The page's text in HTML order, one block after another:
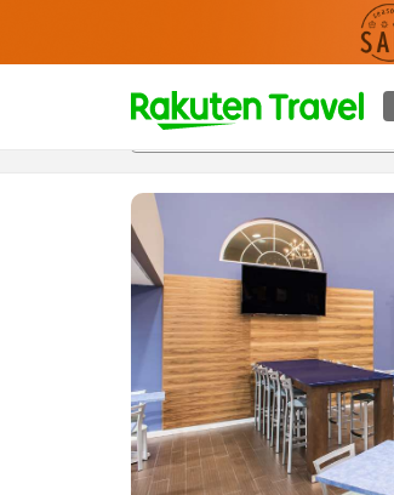
t
p
a
g
e
_
s
c
h
概覽房間及住宿方案 評價設施